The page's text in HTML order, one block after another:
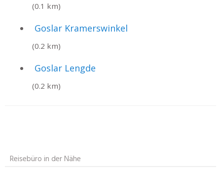
(0.1 km)
Goslar Kramerswinkel
(0.2 km)
Goslar Lengde
(0.2 km)
Reisebüro in der Nähe